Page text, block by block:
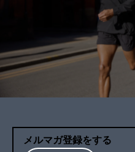
メルマガ登録をする